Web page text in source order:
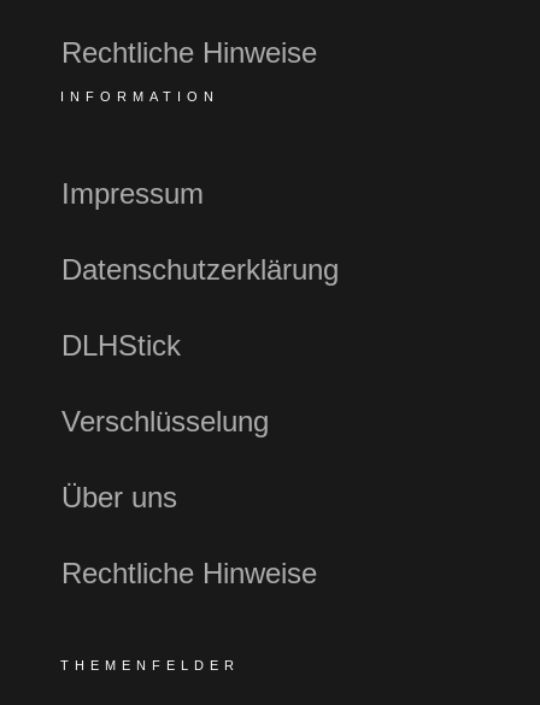
Rechtliche Hinweise
INFORMATION
Impressum
Datenschutzerklärung
DLHStick
Verschlüsselung
Über uns
Rechtliche Hinweise
THEMENFELDER